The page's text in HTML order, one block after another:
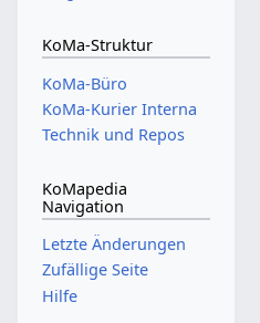
KoMa-Struktur
KoMa-Büro
KoMa-Kurier Interna
Technik und Repos
KoMapedia
Navigation
Letzte Änderungen
Zufällige Seite
Hilfe